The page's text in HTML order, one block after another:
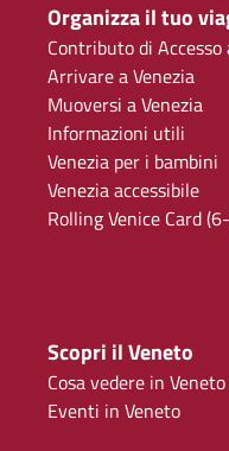
Organizza il tuo
Contributo di Accesso
Arrivare a Venezia
Muoversi a Venezia
Informazioni utili
Venezia per i bambini
Venezia accessibile
Rolling Venice Card
Scopri il Veneto
Cosa vedere in Veneto
Eventi in Veneto